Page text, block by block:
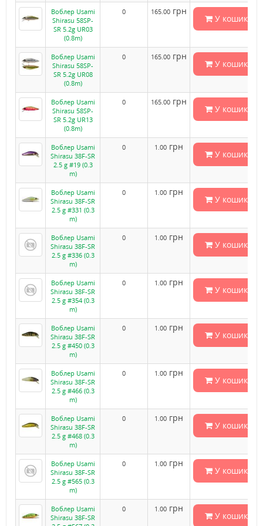
Воблер Usami
Shirasu 58SP-
SR 5.2g UR03
(0.8m)
0 165.00 грн
У кошик
Воблер Usami
Shirasu 58SP-
SR 5.2g UR08
(0.8m)
0 165.00 грн
У кошик
Воблер Usami
Shirasu 58SP-
SR 5.2g UR13
(0.8m)
0 165.00 грн
У кошик
Воблер Usami
Shirasu 38F-SR
2.5 g #19 (0.3
m)
0 1.00 грн
У кошик
Воблер Usami
Shirasu 38F-SR
2.5 g #331 (0.3
m)
0 1.00 грн
У кошик
Воблер Usami
Shirasu 38F-SR
2.5 g #336 (0.3
m)
0 1.00 грн
У кошик
Воблер Usami
Shirasu 38F-SR
2.5 g #354 (0.3
m)
0 1.00 грн
У кошик
Воблер Usami
Shirasu 38F-SR
2.5 g #450 (0.3
m)
0 1.00 грн
У кошик
Воблер Usami
Shirasu 38F-SR
2.5 g #466 (0.3
m)
0 1.00 грн
У кошик
Воблер Usami
Shirasu 38F-SR
2.5 g #468 (0.3
m)
0 1.00 грн
У кошик
Воблер Usami
Shirasu 38F-SR
2.5 g #565 (0.3
m)
0 1.00 грн
У кошик
Воблер Usami
Shirasu 38F-SR
0 1.00 грн
У кошик